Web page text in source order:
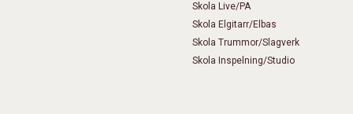
Skola Live/PA
Skola Elgitarr/Elbas
Skola Trummor/Slagverk
Skola Inspelning/Studio